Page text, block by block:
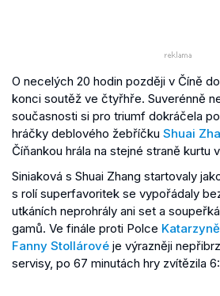
O necelých 20 hodin později v Číně
konci soutěž ve čtyřhře. Suverénně
současnosti si pro triumf dokráčela
hráčky deblového žebříčku Shuai
Číňankou hrála na stejné straně kurtu
Siniaková s Shuai Zhang startovaly
s rolí superfavoritek se vypořádaly
utkáních neprohrály ani set a
gamů. Ve finále proti Polce
Fanny Stollárové je výrazněji
servisy, po 67 minutách hry zvítězila